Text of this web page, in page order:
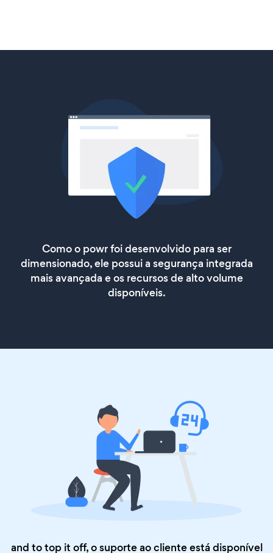
Como o powr foi desenvolvido para ser
dimensionado, ele possui a segurança integrada
mais avançada e os recursos de alto volume
disponíveis.
and to top it off, o suporte ao cliente está disponível